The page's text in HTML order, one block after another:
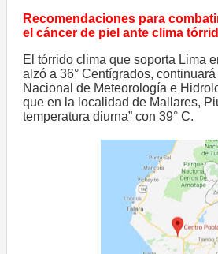
Recomendaciones para
el cáncer de piel ante clima
El tórrido clima que soporta Lima
alzó a 36° Centígrados,
Nacional de Meteorología e
que en la localidad de Mallares,
temperatura diurna” con 39° C.